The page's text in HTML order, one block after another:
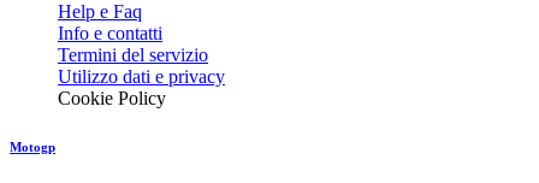
Help e Faq
Info e contatti
Termini del servizio
Utilizzo dati e privacy
Cookie Policy
Motogp